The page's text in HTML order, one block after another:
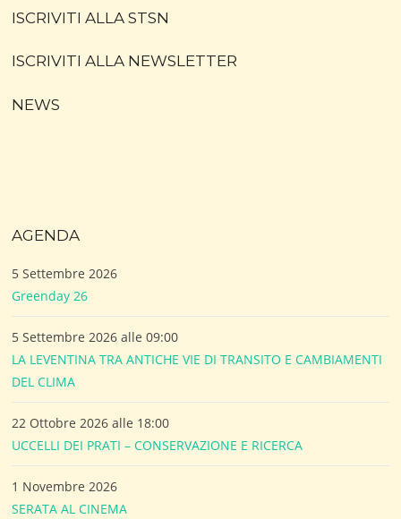
ISCRIVITI ALLA STSN
ISCRIVITI ALLA NEWSLETTER
NEWS
AGENDA
5 Settembre 2026
Greenday 26
5 Settembre 2026 alle 09:00
LA LEVENTINA TRA ANTICHE VIE DI TRANSITO E CAMBIAMENTI
DEL CLIMA
22 Ottobre 2026 alle 18:00
UCCELLI DEI PRATI – CONSERVAZIONE E RICERCA
1 Novembre 2026
SERATA AL CINEMA